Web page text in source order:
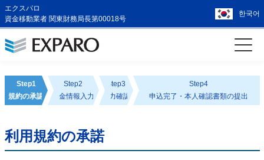
エクスパロ
資金移動業者 関東財務局長第00018号
한국어
Step1
規約の承認
Step2
送金情報入力
Step3
入力確認
Step4
申込完了・本人確認書類の提出
利用規約の承諾